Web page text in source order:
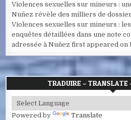
Violences sexuelles sur mineurs :
Nuñez révèle des milliers de
Violences sexuelles sur mineurs :
enquêtes détaillées dans une note
adressée à Nuñez first appeared on
TRADUIRE – TRANSLATE
Powered by Translate